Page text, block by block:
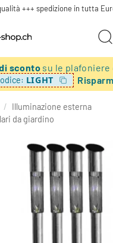
+++ spedizione in tutta
sconto su le plafoniere
LIGHT
/ Illuminazione esterna
da giardino